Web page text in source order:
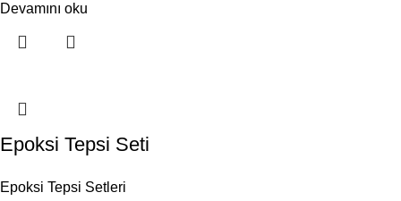
Devamını oku
Epoksi Tepsi Seti
Epoksi Tepsi Setleri